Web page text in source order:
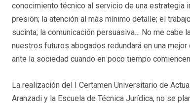
conocimiento técnico al servicio de una estrategia
presión; la atención al más mínimo detalle; el
sucinta; la comunicación persuasiva… No me cabe
nuestros futuros abogados redundará en una
ante la sociedad cuando en poco tiempo
La realización del I Certamen Universitario de
Aranzadi y la Escuela de Técnica Jurídica, no se